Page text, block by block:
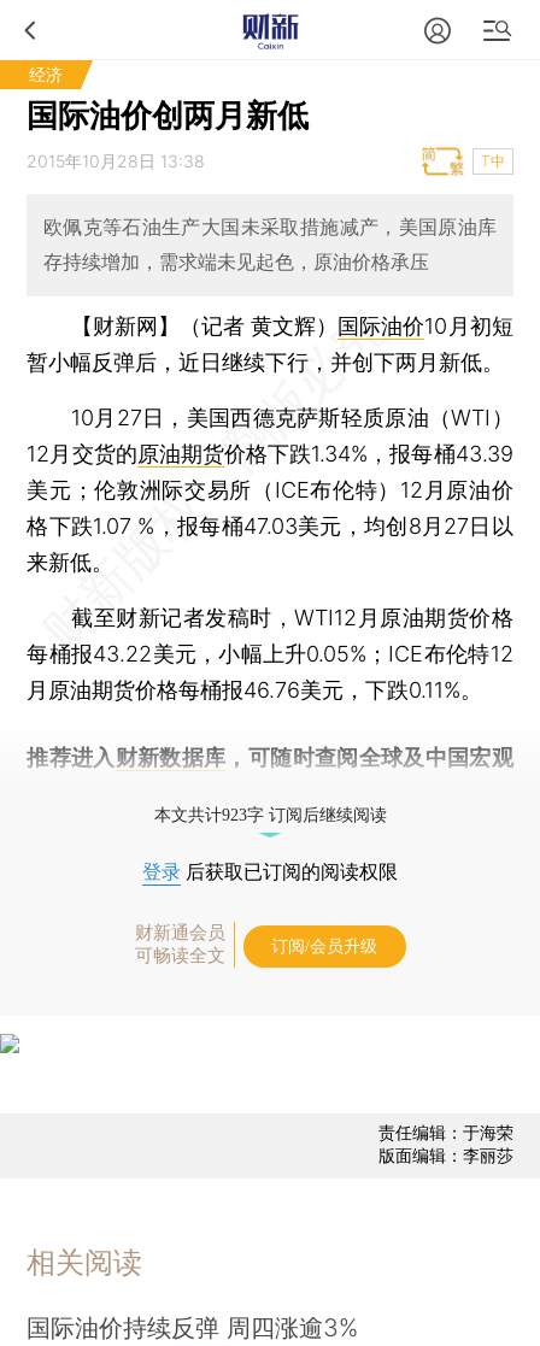
经济
国际油价创两月新低
2015年10月28日 13:38 T中
欧佩克等石油生产大国未采取措施减产，美国原油库
存持续增加，需求端未见起色，原油价格承压
【财新网】（记者 黄文辉） 国际油价10月初短
暂小幅反弹后，近日继续下行，并创下两月新低。
10月27日，美国西德克萨斯轻质原油（WTI）
12月交货的原油期货价格下跌1.34%，报每桶43.39
美元；伦敦洲际交易所（ICE布伦特）12月原油价
格下跌1.07 %，报每桶47.03美元，均创8月27日以
来新低。
截至财新记者发稿时，WTI12月原油期货价格
每桶报43.22美元，小幅上升0.05%；ICE布伦特12
月原油期货价格每桶报46.76美元，下跌0.11%。
推荐进入 财新数据库 ，可随时查阅全球及中国宏观
本文共计923字 订阅后继续阅读
登录 后获取已订阅的阅读权限
财新通会员
可畅读全文
订阅/会员升级
责任编辑：于海荣
版面编辑：李丽莎
相关阅读
国际油价持续反弹 周四涨逾3%